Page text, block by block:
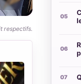
respectifs.